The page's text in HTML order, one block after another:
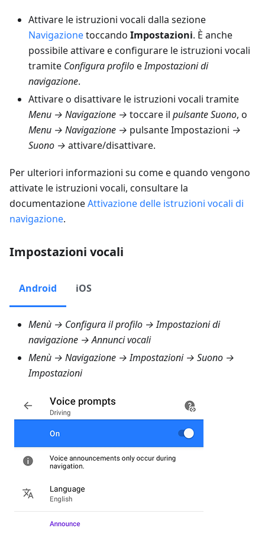
Attivare le istruzioni vocali dalla sezione
Navigazionetoccando Impostazioni. È anche
possibile attivare e configurare le istruzioni vocali
tramite Configura profiloeImpostazioni di
navigazione.
Attivare o disattivare le istruzioni vocali tramite
Menu → Navigazione → toccare il pulsante Suono, o
Menu → Navigazione → pulsante Impostazioni →
Suono → attivare/disattivare.
Per ulteriori informazioni su come e quando vengono
attivate le istruzioni vocali, consultare la
documentazioneAttivazione delle istruzioni vocali di
navigazione.
Impostazioni vocali
Android iOS
Menù → Configura il profilo → Impostazioni di
navigazione → Annunci vocali
Menù → Navigazione → Impostazioni → Suono →
Impostazioni